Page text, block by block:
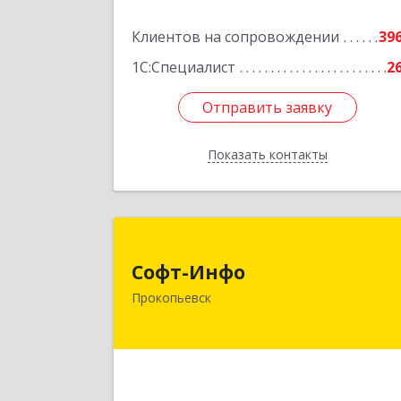
Клиентов на сопровождении
1С:Специалист
Отправить заявку
Показать контакты
этаж 3, пом.2,
Отправить заявку
Назад
Софт-Инфо
Прокопьевск
653039, Кемеровская область -
Кузбасс, Прокопьевск г, Институтская